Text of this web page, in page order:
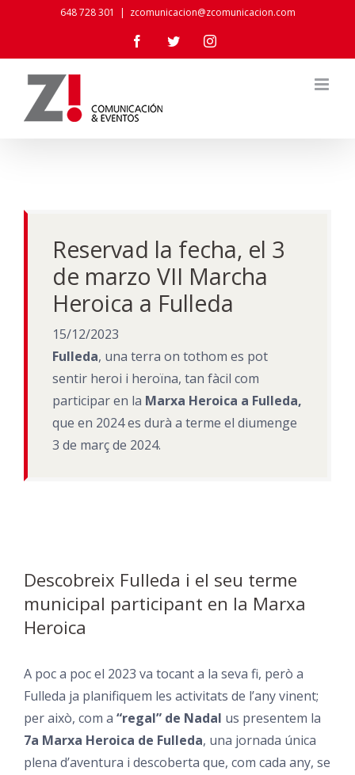
content
648 728 301 | zcomunicacion@zcomunicacion.com
FacebookTwitterInstagram
Reservad la fecha, el 3
de marzo VII Marcha
Heroica a Fulleda
15/12/2023
Fulleda, una terra on tothom es pot
sentir heroi i heroïna, tan fàcil com
participar en la Marxa Heroica a Fulleda,
que en 2024 es durà a terme el diumenge
3 de març de 2024.
Descobreix Fulleda i el seu terme
municipal participant en la Marxa
Heroica
A poc a poc el 2023 va tocant a la seva fi, però a
Fulleda ja planifiquem les activitats de l’any vinent;
per això, com a “regal” de Nadal us presentem la
7a Marxa Heroica de Fulleda, una jornada única
plena d’aventura i descoberta que, com cada any, se